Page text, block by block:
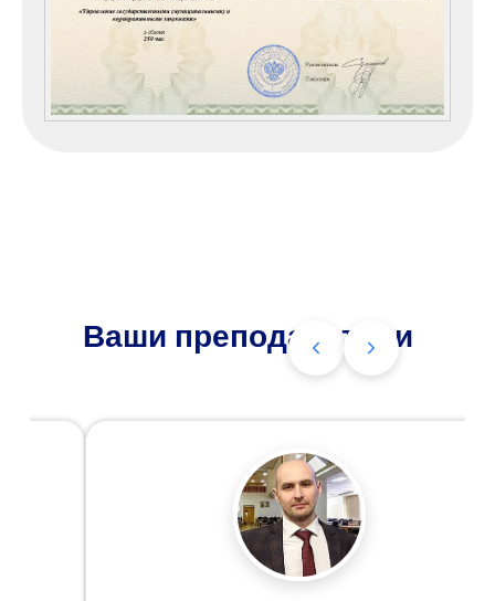
Ваши преподаватели